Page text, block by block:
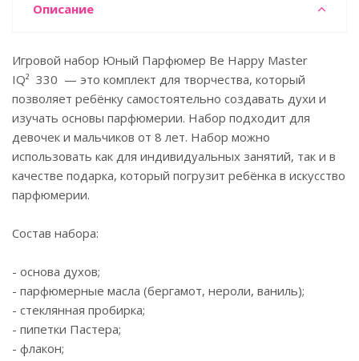
Описание
Игровой набор Юный Парфюмер Be Happy Master
IQ² 330 — это комплект для творчества, который
позволяет ребёнку самостоятельно создавать духи и
изучать основы парфюмерии. Набор подходит для
девочек и мальчиков от 8 лет. Набор можно
использовать как для индивидуальных занятий, так и в
качестве подарка, который погрузит ребёнка в искусство
парфюмерии.
Состав набора:
- основа духов;
- парфюмерные масла (бергамот, нероли, ваниль);
- стеклянная пробирка;
- пипетки Пастера;
- флакон;